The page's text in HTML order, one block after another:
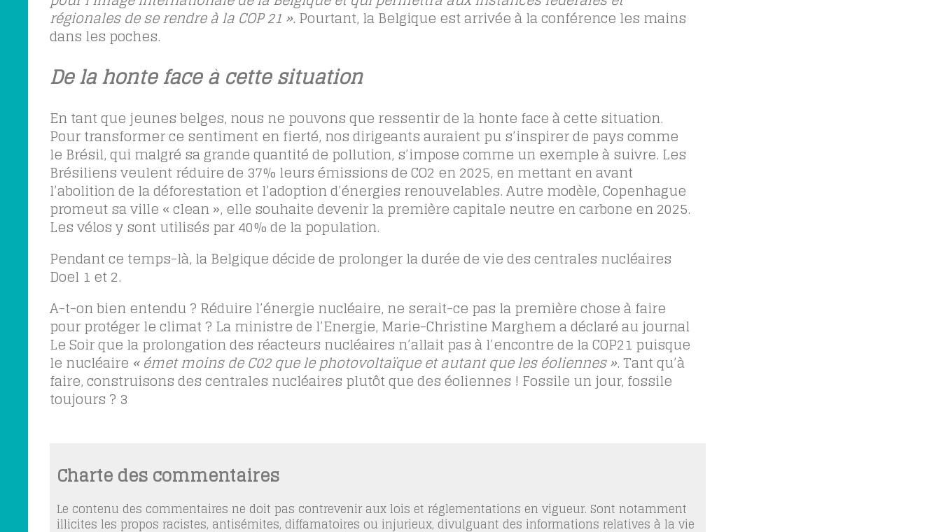
régionales de se rendre à la COP 21 ».Pourtant, la Belgique est arrivée à la conférence les mains
dans les poches.
De la honte face à cette situation
En tant que jeunes belges, nous ne pouvons que ressentir de la honte face à cette situation.
Pour transformer ce sentiment en fierté, nos dirigeants auraient pu s’inspirer de pays comme
le Brésil, qui malgré sa grande quantité de pollution, s’impose comme un exemple à suivre. Les
Brésiliens veulent réduire de 37% leurs émissions de CO2 en 2025, en mettant en avant
l’abolition de la déforestation et l’adoption d’énergies renouvelables. Autre modèle, Copenhague
promeut sa ville « clean », elle souhaite devenir la première capitale neutre en carbone en 2025.
Les vélos y sont utilisés par 40% de la population.
Pendant ce temps-là, la Belgique décide de prolonger la durée de vie des centrales nucléaires
Doel 1 et 2.
A-t-on bien entendu ? Réduire l’énergie nucléaire, ne serait-ce pas la première chose à faire
pour protéger le climat ? La ministre de l’Energie, Marie-Christine Marghem a déclaré au journal
Le Soir que la prolongation des réacteurs nucléaires n’allait pas à l’encontre de la COP21 puisque
le nucléaire « émet moins de C02 que le photovoltaïque et autant que les éoliennes ». Tant qu’à
faire, construisons des centrales nucléaires plutôt que des éoliennes ! Fossile un jour, fossile
toujours ? 3
Charte des commentaires
Le contenu des commentaires ne doit pas contrevenir aux lois et réglementations en vigueur. Sont notamment
illicites les propos racistes, antisémites, diffamatoires ou injurieux, divulguant des informations relatives à la vie